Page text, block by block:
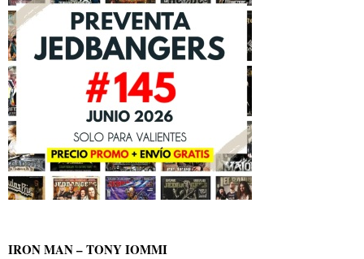
IRON MAN – TONY IOMMI